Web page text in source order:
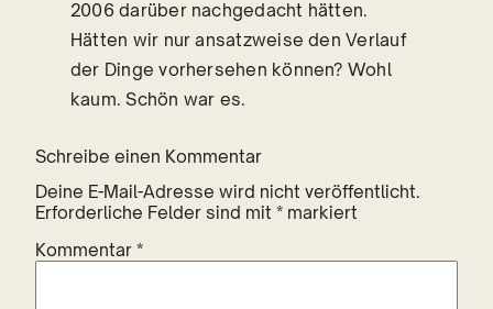
2006 darüber nachgedacht hätten.
Hätten wir nur ansatzweise den Verlauf
der Dinge vorhersehen können? Wohl
kaum. Schön war es.
Schreibe einen Kommentar
Deine E-Mail-Adresse wird nicht veröffentlicht.
Erforderliche Felder sind mit * markiert
Kommentar *